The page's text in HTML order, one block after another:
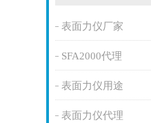
表面力仪厂家
SFA2000代理
表面力仪用途
表面力仪代理